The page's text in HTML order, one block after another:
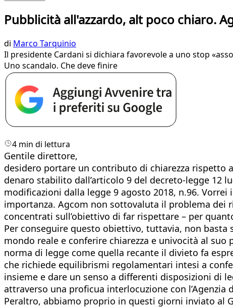
Pubblicità all'azzardo, alt poco chiaro.
di Marco Tarquinio
Il presidente Cardani si dichiara favorevole a uno stop
Uno scandalo. Che deve finire
4 min di lettura
Gentile direttore,
desidero portare un contributo di chiarezza
denaro stabilito dall’articolo 9 del decreto-legge 12
modificazioni dalla legge 9 agosto 2018, n.96.
importanza. Agcom non sottovaluta il problema dei
concentrati sull’obiettivo di far rispettare – per
Per conseguire questo obiettivo, tuttavia, non
mondo reale e conferire chiarezza e univocità al
norma di legge come quella recante il divieto fa
che richiede equilibrismi regolamentari intesi a
insieme e dare un senso a differenti disposizioni di
attraverso una proficua interlocuzione con l’Agenzia
Peraltro, abbiamo proprio in questi giorni inviato al